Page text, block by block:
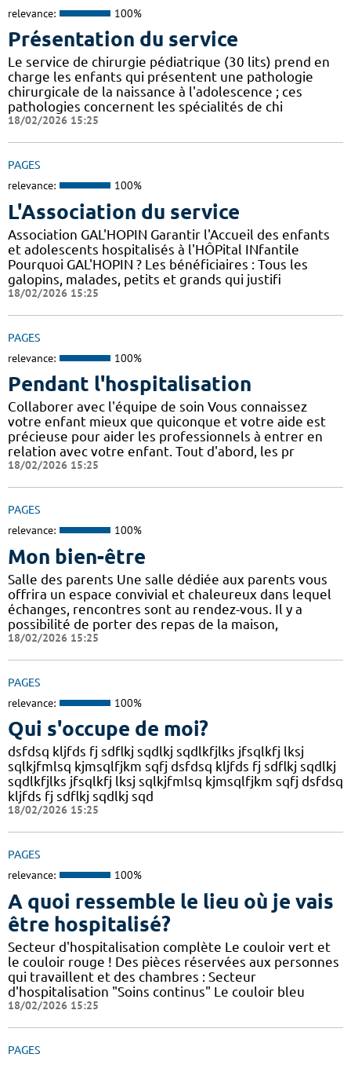
relevance: 100%
Présentation du service
Le service de chirurgie pédiatrique (30 lits) prend en
charge les enfants qui présentent une pathologie
chirurgicale de la naissance à l'adolescence ; ces
pathologies concernent les spécialités de chi
18/02/2026 15:25
PAGES
relevance: 100%
L'Association du service
Association GAL'HOPIN Garantir l'Accueil des enfants
et adolescents hospitalisés à l'HÔPital INfantile
Pourquoi GAL'HOPIN ? Les bénéficiaires : Tous les
galopins, malades, petits et grands qui justifi
18/02/2026 15:25
PAGES
relevance: 100%
Pendant l'hospitalisation
Collaborer avec l'équipe de soin Vous connaissez
votre enfant mieux que quiconque et votre aide est
précieuse pour aider les professionnels à entrer en
relation avec votre enfant. Tout d'abord, les pr
18/02/2026 15:25
PAGES
relevance: 100%
Mon bien-être
Salle des parents Une salle dédiée aux parents vous
offrira un espace convivial et chaleureux dans lequel
échanges, rencontres sont au rendez-vous. Il y a
possibilité de porter des repas de la maison,
18/02/2026 15:25
PAGES
relevance: 100%
Qui s'occupe de moi?
dsfdsq kljfds fj sdflkj sqdlkj sqdlkfjlks jfsqlkfj lksj
sqlkjfmlsq kjmsqlfjkm sqfj dsfdsq kljfds fj sdflkj sqdlkj
sqdlkfjlks jfsqlkfj lksj sqlkjfmlsq kjmsqlfjkm sqfj dsfdsq
kljfds fj sdflkj sqdlkj sqd
18/02/2026 15:25
PAGES
relevance: 100%
A quoi ressemble le lieu où je vais
être hospitalisé?
Secteur d'hospitalisation complète Le couloir vert et
le couloir rouge ! Des pièces réservées aux personnes
qui travaillent et des chambres : Secteur
d'hospitalisation "Soins continus" Le couloir bleu
18/02/2026 15:25
PAGES